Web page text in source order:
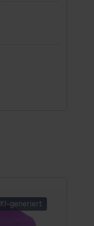
KI-generiert